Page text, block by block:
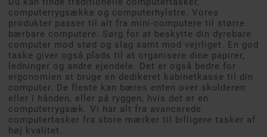
computerrygsække og computerhylstre. Vores
produkter passer til alt fra mini-computere til større
bærbare computere. Sørg for at beskytte din dyrebare
computer mod stød og slag samt mod vejrliget. En god
taske giver også plads til at organisere dine papirer,
ledninger og andre ejendele. Det er også bedre for
ergonomien at bruge en dedikeret kabinetkasse til din
computer. De fleste kan bæres enten over skulderen
eller i hånden, eller på ryggen, hvis det er en
computerrygsæk. Vi har alt fra avancerede
computertasker fra store mærker til billigere tasker af
høj kvalitet.